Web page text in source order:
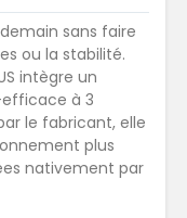
sans faire
ou la stabilité.
intègre un
à 3
le fabricant, elle
plus
nativement par